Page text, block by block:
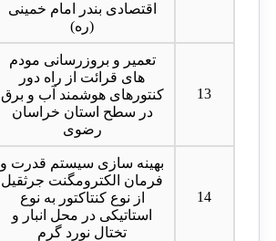
اقتصادی بندر امام خمینی
(ره)
13
تعمیر و بروزرسانی مودم
های قرائت از راه دور
کنتورهای هوشمند آب و برق
در سطح استان خراسان
رضوی
14
بهینه سازی سیستم قدرت و
فرمان الکترومگنت جرثقیل
از نوع کنتاکتور به نوع
استاتیکی در محل انبار و
تختال نورد گرم